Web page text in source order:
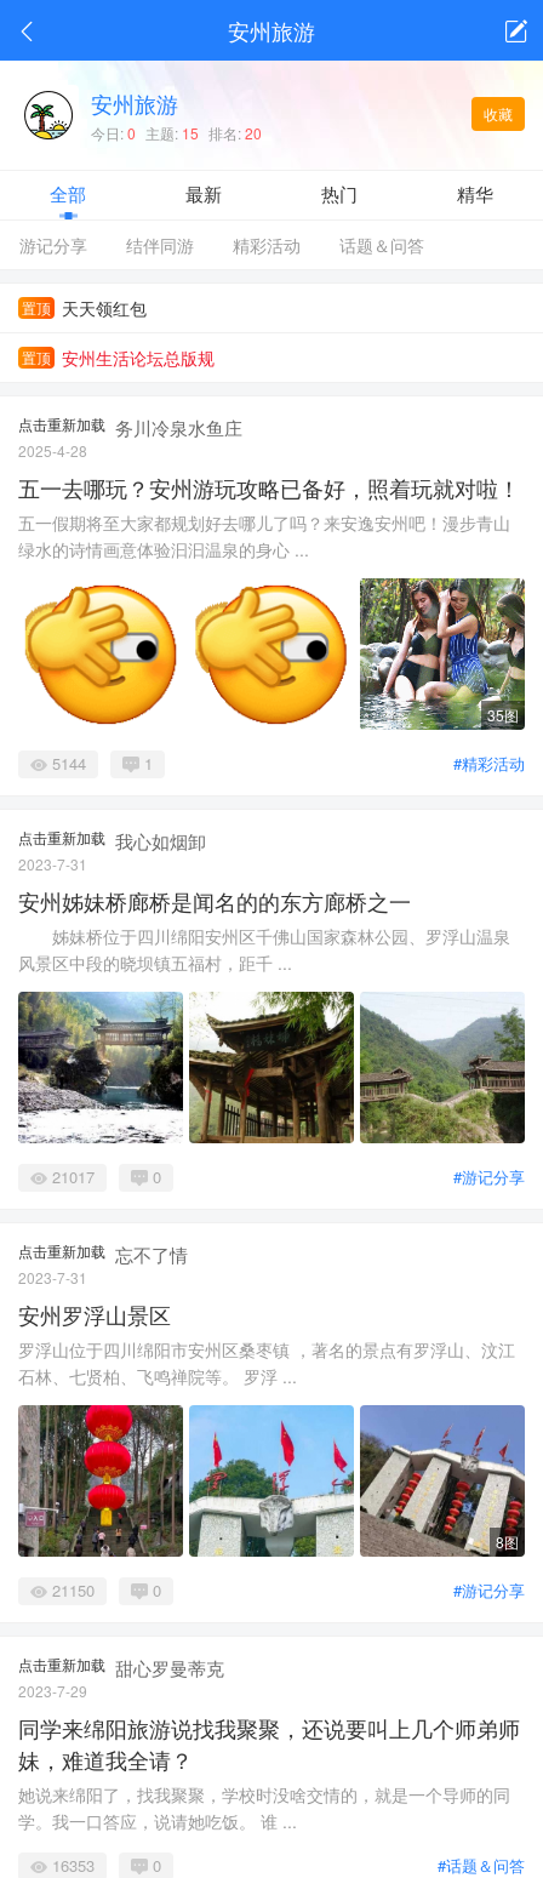
安州旅游
收藏
安州旅游
今日:0 主题: 15 排名:20
全部 最新 热门 精华
游记分享 结伴同游 精彩活动 话题＆问答
置顶 天天领红包
置顶 安州生活论坛总版规
点击重新加载 务川冷泉水鱼庄
2025-4-28
五一去哪玩？安州游玩攻略已备好，照着玩就对啦！
五一假期将至大家都规划好去哪儿了吗？来安逸安州吧！漫步青山
绿水的诗情画意体验汩汩温泉的身心 ...
35图
#精彩活动
5144 1
点击重新加载 我心如烟卸
2023-7-31
安州姊妹桥廊桥是闻名的的东方廊桥之一
姊妹桥位于四川绵阳安州区千佛山国家森林公园、罗浮山温泉
风景区中段的晓坝镇五福村，距千 ...
#游记分享
21017 0
点击重新加载 忘不了情
2023-7-31
安州罗浮山景区
罗浮山位于四川绵阳市安州区桑枣镇 ，著名的景点有罗浮山、汶江
石林、七贤柏、飞鸣禅院等。 罗浮 ...
8图
#游记分享
21150 0
点击重新加载 甜心罗曼蒂克
2023-7-29
同学来绵阳旅游说找我聚聚，还说要叫上几个师弟师
妹，难道我全请？
她说来绵阳了，找我聚聚，学校时没啥交情的，就是一个导师的同
学。我一口答应，说请她吃饭。 谁 ...
#话题＆问答
16353 0
安州人自己的生活平台